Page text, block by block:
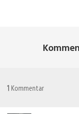
1 Kommentar